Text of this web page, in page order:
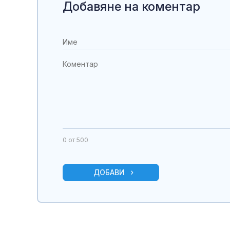
Добавяне на коментар
0 от 500
ДОБАВИ